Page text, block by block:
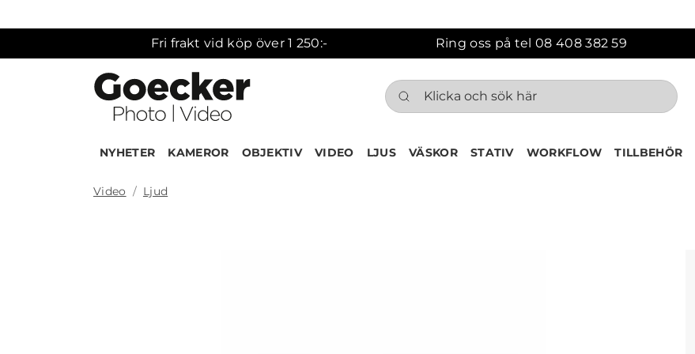
Fri frakt vid köp över 1 250:- Ring oss på tel 08 408 382 59
Klicka och sök här
NYHETER KAMEROR OBJEKTIV VIDEO LJUS VÄSKOR STATIV WORKFLOW TILLBEHÖR
Video Ljud